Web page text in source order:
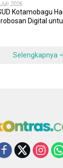
2026
Kotamobagu
Digital
Selengkapnya